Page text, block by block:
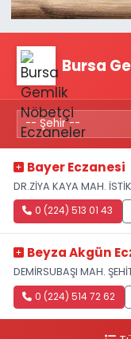
Bursa
Bayer Eczanesi
DR.ZİYA KAYA MAH.
0 (224) 513 01 43
Beyza Akgün
DEMİRSUBAŞI MAH.
0 (224) 514 72 62